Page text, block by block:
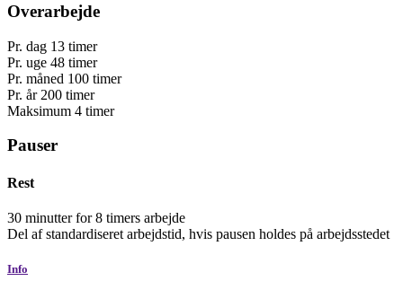
Overarbejde
Pr. dag 13 timer
Pr. uge 48 timer
Pr. måned 100 timer
Pr. år 200 timer
Maksimum 4 timer
Pauser
Rest
30 minutterfor 8 timers arbejde
Del af standardiseret arbejdstid, hvis pausen holdes på arbejdsstedet
Info